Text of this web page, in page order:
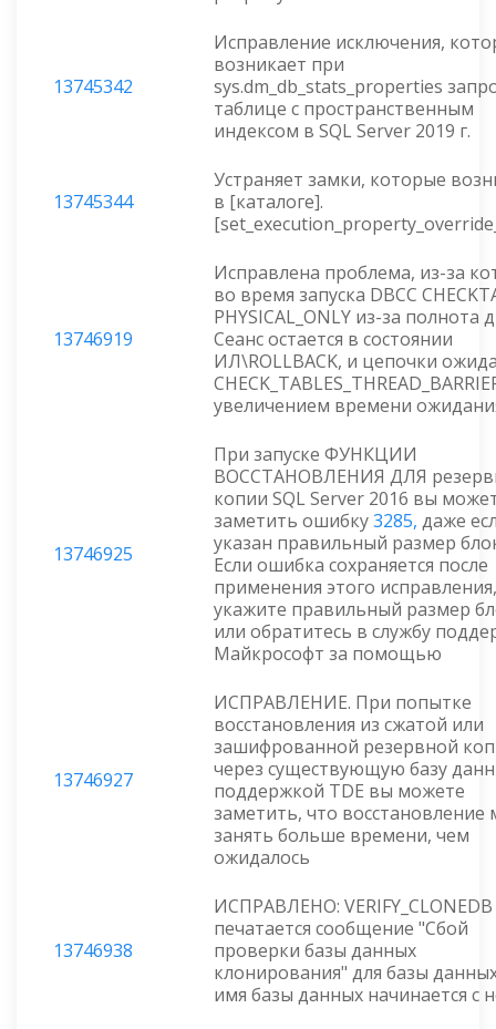
13745342
Исправление исключения,
возникает при
sys.dm_db_stats_properties
таблице с пространственным
индексом в SQL Server 2019 г.
13745344
Устраняет замки, которые
в [каталоге].
13746919
Исправлена проблема, из-за
во время запуска DBCC
PHYSICAL_ONLY из-за полнота
Сеанс остается в состоянии
ИЛ\ROLLBACK, и цепочки
увеличением времени
13746925
При запуске ФУНКЦИИ
ВОССТАНОВЛЕНИЯ ДЛЯ
копии SQL Server 2016 вы
заметить ошибку3285, даже
указан правильный размер
Если ошибка сохраняется после
применения этого исправления,
укажите правильный размер
или обратитесь в службу
Майкрософт за помощью
13746927
ИСПРАВЛЕНИЕ. При попытке
восстановления из сжатой или
зашифрованной резервной
через существующую базу
поддержкой TDE вы можете
заметить, что восстановление
занять больше времени, чем
ожидалось
13746938
ИСПРАВЛЕНО: VERIFY_CLONEDB
печатается сообщение "Сбой
проверки базы данных
клонирования" для базы
имя базы данных начинается с